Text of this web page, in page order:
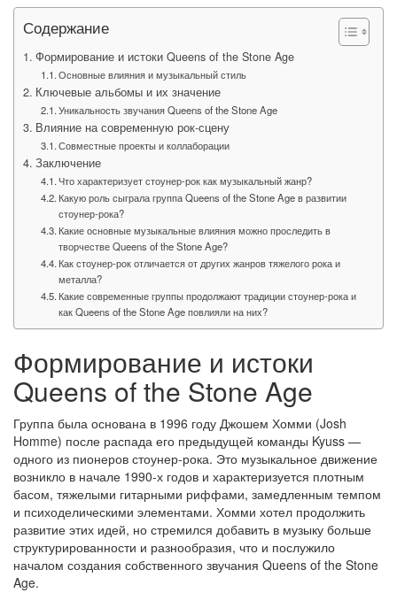
Содержание
Формирование и истоки Queens of the Stone Age
Основные влияния и музыкальный стиль
Ключевые альбомы и их значение
Уникальность звучания Queens of the Stone Age
Влияние на современную рок-сцену
Совместные проекты и коллаборации
Заключение
Что характеризует стоунер-рок как музыкальный жанр?
Какую роль сыграла группа Queens of the Stone Age в развитии
стоунер-рока?
Какие основные музыкальные влияния можно проследить в
творчестве Queens of the Stone Age?
Как стоунер-рок отличается от других жанров тяжелого рока и
металла?
Какие современные группы продолжают традиции стоунер-рока и
как Queens of the Stone Age повлияли на них?
Формирование и истоки
Queens of the Stone Age
Группа была основана в 1996 году Джошем Хомми (Josh
Homme) после распада его предыдущей команды Kyuss —
одного из пионеров стоунер-рока. Это музыкальное движение
возникло в начале 1990-х годов и характеризуется плотным
басом, тяжелыми гитарными риффами, замедленным темпом
и психоделическими элементами. Хомми хотел продолжить
развитие этих идей, но стремился добавить в музыку больше
структурированности и разнообразия, что и послужило
началом создания собственного звучания Queens of the Stone
Age.